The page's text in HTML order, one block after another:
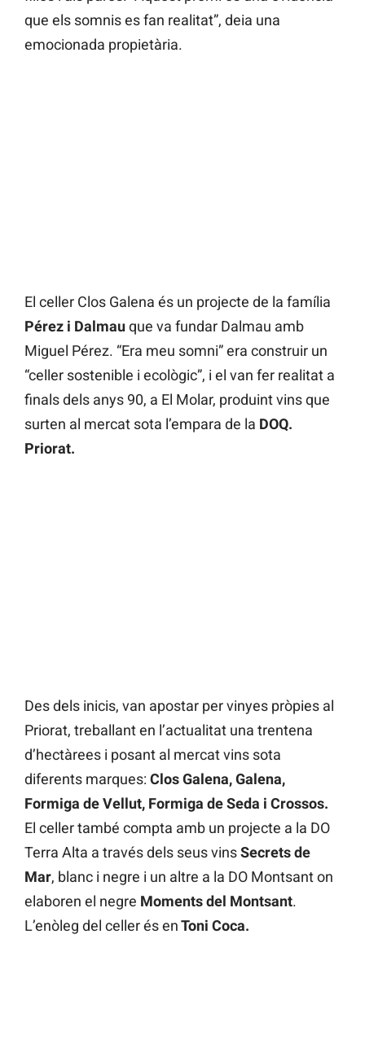
que els somnis es fan realitat”, deia una
emocionada propietària.
El celler Clos Galena és un projecte de la família
Pérez i Dalmauque va fundar Dalmau amb
Miguel Pérez. “Era meu somni” era construir un
“celler sostenible i ecològic”, i el van fer realitat a
finals dels anys 90, a El Molar, produint vins que
surten al mercat sota l’empara de la DOQ.
Priorat.
Des dels inicis, van apostar per vinyes pròpies al
Priorat, treballant en l’actualitat una trentena
d’hectàrees i posant al mercat vins sota
diferents marques: Clos Galena, Galena,
Formiga de Vellut, Formiga de Seda i Crossos.
El celler també compta amb un projecte a la DO
Terra Alta a través dels seus vinsSecrets de
Mar, blanc i negre i un altre a la DO Montsant on
elaboren el negre Moments del Montsant.
L’enòleg del celler és enToni Coca.